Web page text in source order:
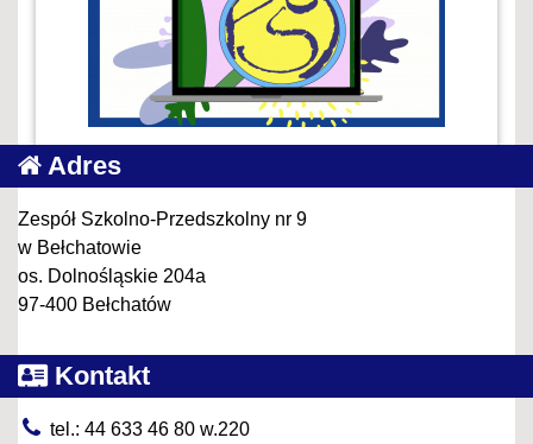
Adres
Zespół Szkolno-Przedszkolny nr 9
w Bełchatowie
os. Dolnośląskie 204a
97-400 Bełchatów
Kontakt
tel.: 44 633 46 80 w.220